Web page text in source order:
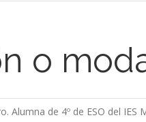
o
Alumna de 4º de ESO del IES